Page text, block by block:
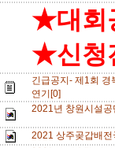
★대회
★신청
긴급공지- 제1회 경
연기[0]
2021년 창원시설
2021 상주곶갑배